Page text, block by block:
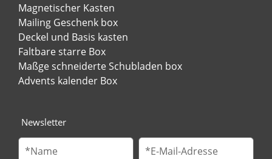
Magnetischer Kasten
Mailing Geschenk box
Deckel und Basis kasten
Faltbare starre Box
Maßge schneiderte Schubladen box
Advents kalender Box
Newsletter